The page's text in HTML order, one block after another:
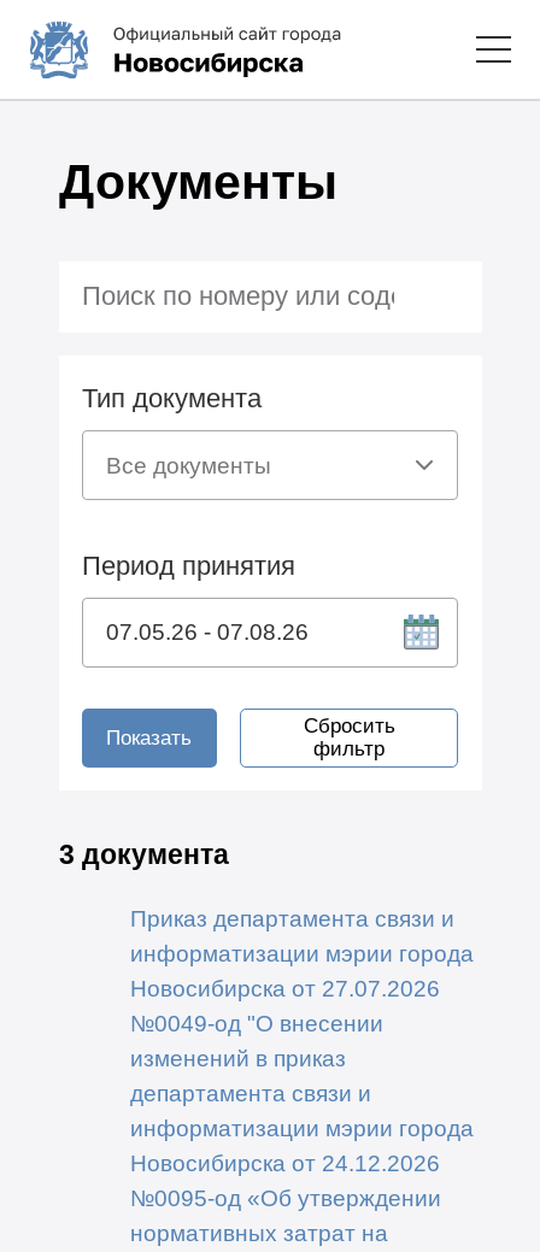
Документы
Тип документа
Период принятия
Показать
Сбросить
фильтр
3 документа
Приказ департамента связи и
информатизации мэрии города
Новосибирска от 27.07.2026
№0049-од "О внесении
изменений в приказ
департамента связи и
информатизации мэрии города
Новосибирска от 24.12.2026
№0095-од «Об утверждении
нормативных затрат на